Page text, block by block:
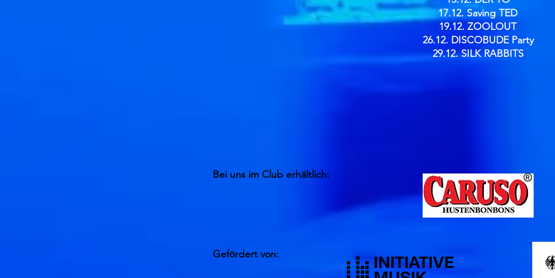
17.12. Saving TED
19.12. ZOOLOUT
26.12. DISCOBUDE Party
29.12. SILK RABBITS
Bei uns im Club erhältlich:
Gefördert von: